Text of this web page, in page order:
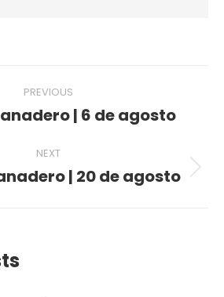
PREVIOUS
Previous| 6 de agosto
NEXT
Next| 20 de agosto